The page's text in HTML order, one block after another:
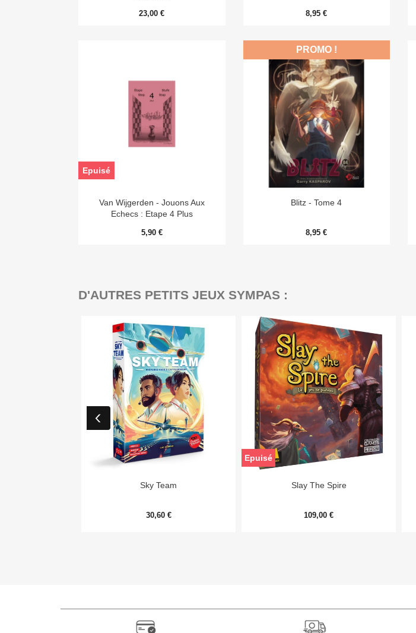
23,00 € 8,95 €
Aperçu rapide
Van Wijgerden - Jouons Aux
Echecs : Etape 4 Plus
5,90 €
Epuisé
Aperçu rapide
Blitz - Tome 4
8,95 €
PROMO !
D'AUTRES PETITS JEUX SYMPAS :
Aperçu rapide
Sky Team
30,60 €
Aperçu rapide
Slay The Spire
109,00 €
Epuisé